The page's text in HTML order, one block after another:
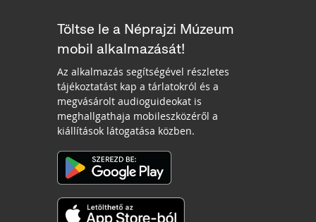
Töltse le a Néprajzi Múzeum
mobil alkalmazását!
Az alkalmazás segítségével részletes
tájékoztatást kap a tárlatokról és a
megvásárolt audioguideokat is
meghallgathaja mobileszközéről a
kiállítások látogatása közben.